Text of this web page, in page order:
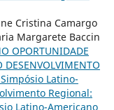
Cristina Camargo
Margarete Baccin
OPORTUNIDADE
DESENVOLVIMENTO
Latino-
Regional:
Latino-Americano